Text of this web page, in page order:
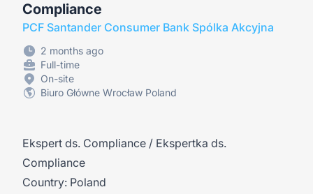
Compliance
PCF Santander Consumer Bank Spólka Akcyjna
2 months ago
Full-time
On-site
Biuro Główne Wrocław Poland
Ekspert ds. Compliance / Ekspertka ds.
Compliance
Country: Poland